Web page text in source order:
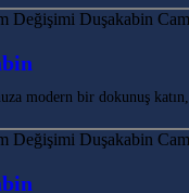
modern bir dokunuş